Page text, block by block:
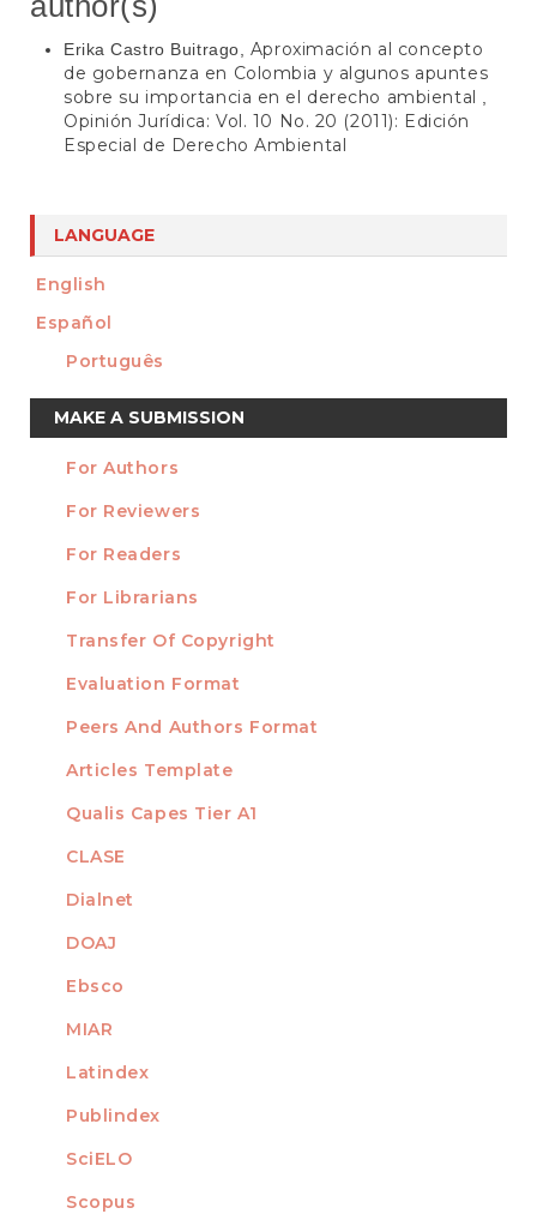
Erika Castro Buitrago, Aproximación al concepto
de gobernanza en Colombia y algunos apuntes
sobre su importancia en el derecho ambiental
Opinión Jurídica: Vol. 10 No. 20 (2011): Edición
Especial de Derecho Ambiental
LANGUAGE
English
Español
Português
Make
a
Submission
MAKE A SUBMISSION
INFORMATION
For Authors
For Reviewers
For Readers
For Librarians
TEMPLATES
Transfer Of Copyright
Evaluation Format
Peers And Authors Format
Articles Template
INDEXED
Qualis Capes Tier A1
CLASE
Dialnet
DOAJ
Ebsco
MIAR
Latindex
Publindex
SciELO
Scopus